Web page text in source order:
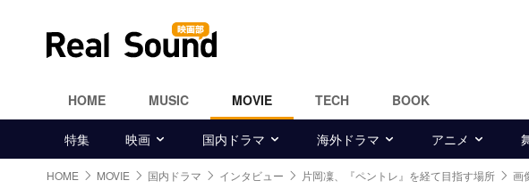
HOME MUSIC MOVIE TECH BOOK
特集 映画 国内ドラマ 海外ドラマ アニメ
HOME MOVIE 国内ドラマ インタビュー 片岡凜、『ペントレ』を経て目指す場所 画